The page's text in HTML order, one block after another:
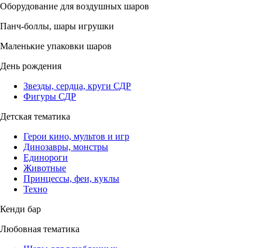
Оборудование для воздушных шаров
Панч-боллы, шары игрушки
Маленькие упаковки шаров
День рождения
Звезды, сердца, круги СДР
Фигуры СДР
Детская тематика
Герои кино, мультов и игр
Динозавры, монстры
Единороги
Животные
Принцессы, феи, куклы
Техно
Кенди бар
Любовная тематика